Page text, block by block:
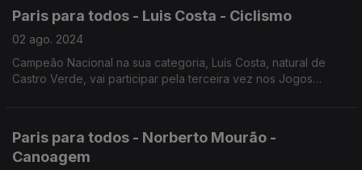
Paris para todos - Luis Costa - Ciclismo
02 ago. 2024
Campeão Nacional na sua categoria, Luís Costa, natural de
Castro Verde, vai participar pela terceira vez nos Jogos
Paris para todos - Norberto Mourão -
Canoagem